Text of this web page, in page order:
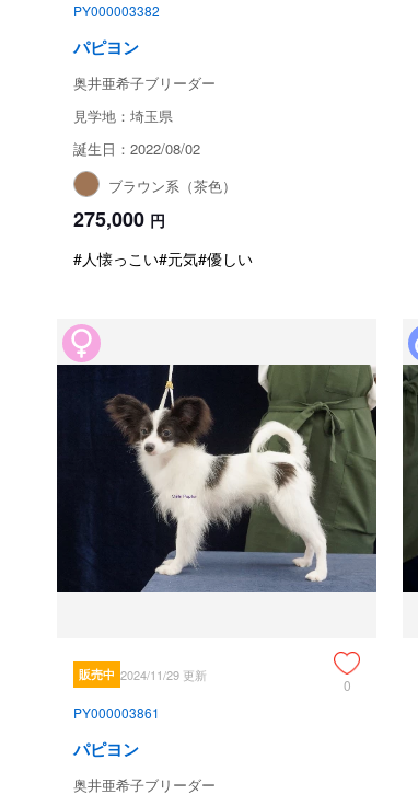
PY000003382
パピヨン
奥井亜希子ブリーダー
見学地：埼玉県
誕生日：2022/08/02
ブラウン系（茶色）
275,000 円
#人懐っこい#元気#優しい
販売中 2024/11/29 更新
0
PY000003861
パピヨン
奥井亜希子ブリーダー